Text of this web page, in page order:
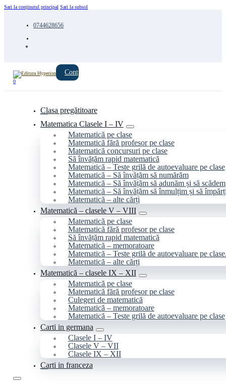
Sari la conținutul principal Sari la subsol
0744628656
Cont
0
Clasa pregătitoare
Matematica Clasele I – IV
Matematică pe clase
Matematică fără profesor pe clase
Matematică concursuri pe clase
Să învățăm rapid matematică
Matematică – Teste grilă de autoevaluare pe clase
Matematică – Să învățăm să numărăm
Matematică – Să învățăm să adunăm și să scădem
Matematică – Să învățăm să înmulțim și să
Matematică – alte cărți
Matematică – clasele V – VIII
Matematică pe clase
Matematică fără profesor pe clase
Să învățăm rapid matematică
Matematică – memoratoare
Matematică – Teste grilă de autoevaluare pe
Matematică – alte cărți
Matematică – clasele IX – XII
Matematică pe clase
Matematică fără profesor pe clase
Culegeri de matematică
Matematică – memoratoare
Matematică – Teste grilă de autoevaluare pe clase
Carti in germana
Clasele I – IV
Clasele V – VII
Clasele IX – XII
Carti in franceza